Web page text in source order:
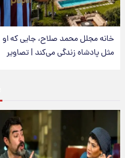
خانه مجلل محمد صلاح، جایی که او
مثل پادشاه زندگی می‌کند | تصاویر